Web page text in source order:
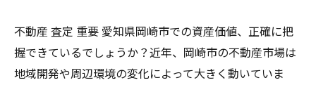
不動産 査定 重要 愛知県岡崎市での資産価値、正確に把
握できているでしょうか？近年、岡崎市の不動産市場は
地域開発や周辺環境の変化によって大きく動いていま